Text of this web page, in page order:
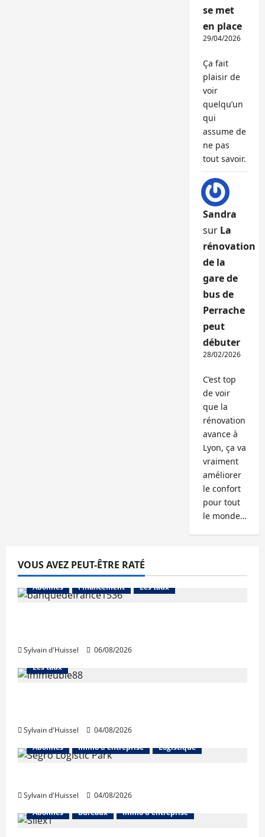
se met
en place
29/04/2026
Ça fait
plaisir de
voir
quelqu’un
qui
assume de
ne pas
tout savoir.
Sandra
sur La
rénovation
de la
gare de
bus de
Perrache
peut
débuter
28/02/2026
C’est top
de voir
que la
rénovation
avance à
Lyon, ça va
vraiment
améliorer
le confort
pour tout
le monde…
VOUS AVEZ PEUT-ÊTRE RATÉ
Abonnés Financement Les taux
Sylvain d'Huissel 06/08/2026
Abonnés Financement
Les taux
Sylvain d'Huissel
04/08/2026
Abonnés
Immo d'entreprise Logistique
Sylvain d'Huissel
04/08/2026
Abonnés
Bureaux Immo d'entreprise